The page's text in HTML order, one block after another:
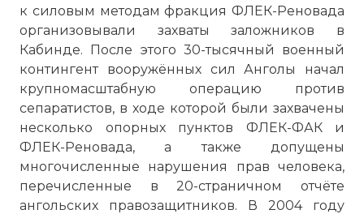
к силовым методам фракция ФЛЕК-Реновада
организовывали захваты заложников в
Кабинде. После этого 30-тысячный военный
контингент вооружённых сил Анголы начал
крупномасштабную операцию против
сепаратистов, в ходе которой были захвачены
несколько опорных пунктов ФЛЕК-ФАК и
ФЛЕК-Реновада, а также допущены
многочисленные нарушения прав человека,
перечисленные в 20-страничном отчёте
ангольских правозащитников. В 2004 году